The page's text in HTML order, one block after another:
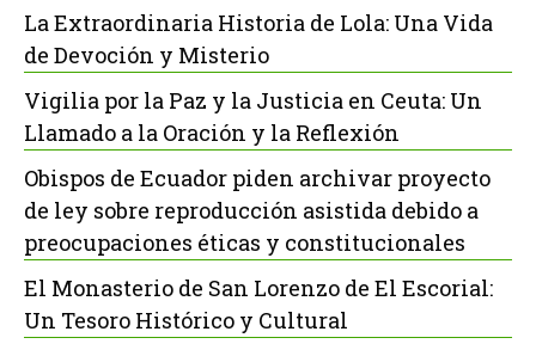
La Extraordinaria Historia de Lola: Una Vida
de Devoción y Misterio
Vigilia por la Paz y la Justicia en Ceuta: Un
Llamado a la Oración y la Reflexión
Obispos de Ecuador piden archivar proyecto
de ley sobre reproducción asistida debido a
preocupaciones éticas y constitucionales
El Monasterio de San Lorenzo de El Escorial:
Un Tesoro Histórico y Cultural